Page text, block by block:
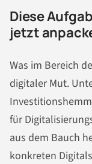
Diese
jetzt
Was im Bereich
digitaler Mut.
für
aus dem Bauch
konkreten